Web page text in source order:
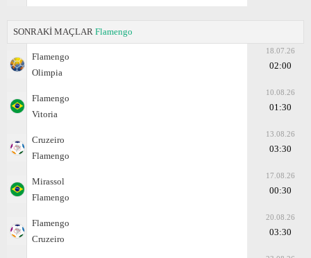
SONRAKİ MAÇLAR Flamengo
Flamengo
Olimpia
18.07.26
02:00
Flamengo
Vitoria
10.08.26
01:30
Cruzeiro
Flamengo
13.08.26
03:30
Mirassol
Flamengo
17.08.26
00:30
Flamengo
Cruzeiro
20.08.26
03:30